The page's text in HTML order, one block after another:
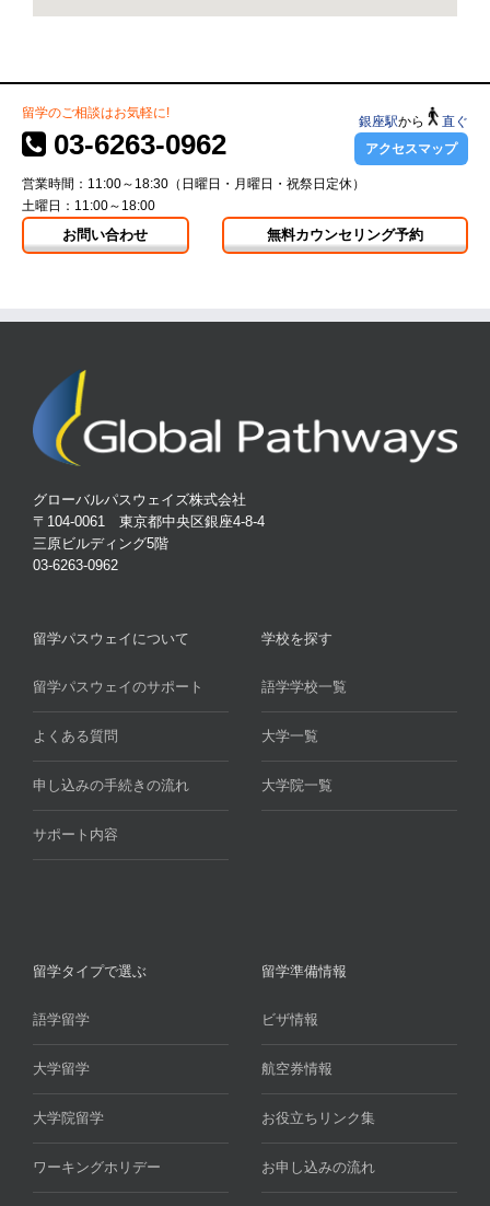
留学のご相談はお気軽に!
03-6263-0962
銀座駅から
直ぐ
アクセスマップ
営業時間：11:00～18:30（日曜日・月曜日・祝祭日定休）
土曜日：11:00～18:00
お問い合わせ 無料カウンセリング予約
グローバルパスウェイズ株式会社
〒104-0061 東京都中央区銀座4-8-4
三原ビルディング5階
03-6263-0962
留学パスウェイについて
留学パスウェイのサポート
よくある質問
申し込みの手続きの流れ
サポート内容
学校を探す
語学学校一覧
大学一覧
大学院一覧
留学タイプで選ぶ
語学留学
大学留学
大学院留学
ワーキングホリデー
留学準備情報
ビザ情報
航空券情報
お役立ちリンク集
お申し込みの流れ